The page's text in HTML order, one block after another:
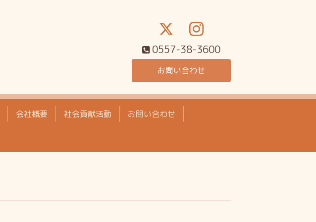
0557-38-3600
お問い合わせ
会社概要 社会貢献活動 お問い合わせ